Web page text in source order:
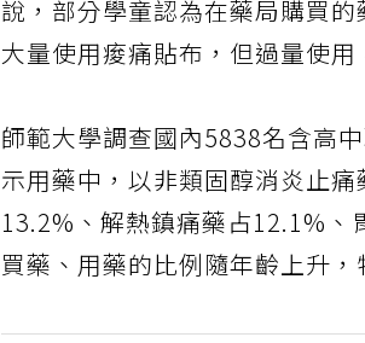
說，部分學童認為在藥局購買
大量使用痠痛貼布，但過量使用
師範大學調查國內5838名含高
示用藥中，以非類固醇消炎止
13.2%、解熱鎮痛藥占12.1%、
買藥、用藥的比例隨年齡上升